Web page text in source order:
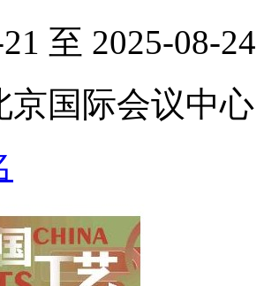
至 2025-08-24
京国际会议中心